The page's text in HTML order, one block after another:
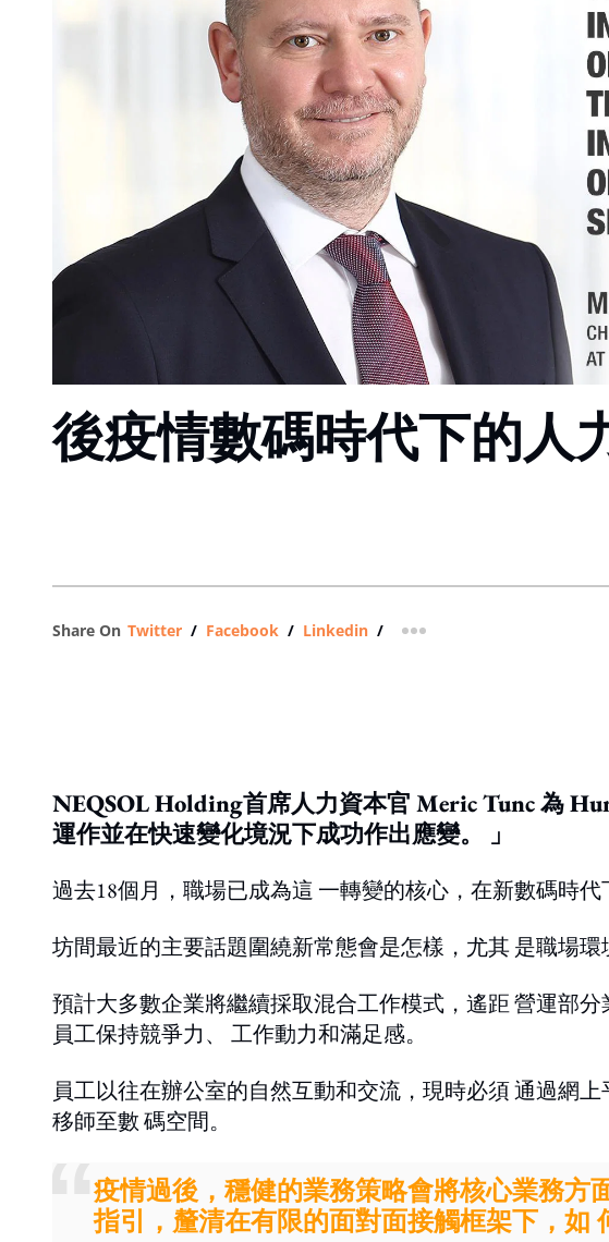
後疫情數碼時代下的人
Share On Twitter / Facebook / Linkedin / more sharing option
NEQSOL Holding首席人力資本官 Meric Tunc 為
運作並在快速變化境況下成功作出應變。 」
過去18個月，職場已成為這 一轉變的核心，在新數碼時
坊間最近的主要話題圍繞新常態會是怎樣，尤其 是職場
預計大多數企業將繼續採取混合工作模式，遙距 營運部
員工保持競爭力、 工作動力和滿足感。
員工以往在辦公室的自然互動和交流，現時必須 通過網
移師至數 碼空間。
疫情過後，穩健的業務策略會將核心業務方
指引，釐清在有限的面對面接觸框架下，如